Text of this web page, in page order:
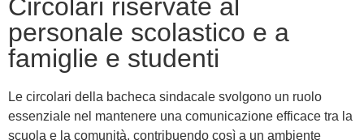
Circolari riservate al
personale scolastico e a
famiglie e studenti
Le circolari della bacheca sindacale svolgono un ruolo
essenziale nel mantenere una comunicazione efficace tra la
scuola e la comunità, contribuendo così a un ambiente